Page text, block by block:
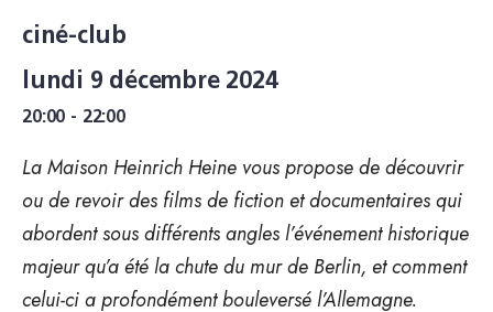
ciné-club
lundi 9 décembre 2024
20:00 - 22:00
La Maison Heinrich Heine vous propose de découvrir
ou de revoir des films de fiction et documentaires qui
abordent sous différents angles l’événement historique
majeur qu’a été la chute du mur de Berlin, et comment
celui-ci a profondément bouleversé l’Allemagne.